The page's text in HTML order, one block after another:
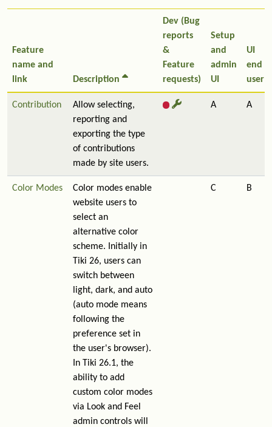
Feature
name and
link
Description
Dev (Bug
reports
&
Feature
requests)
Setup
and
admin
UI
UI
end
user
Contribution
Allow selecting,
reporting and
exporting the type
of contributions
made by site users.
A A
Color Modes
Color modes enable
website users to
select an
alternative color
scheme. Initially in
Tiki 26, users can
switch between
light, dark, and auto
(auto mode means
following the
preference set in
the user's browser).
In Tiki 26.1, the
ability to add
custom color modes
via Look and Feel
admin controls will
C B